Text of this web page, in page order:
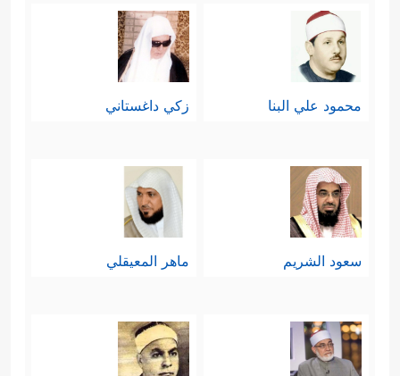
محمود علي البنا زكي داغستاني
سعود الشريم ماهر المعيقلي